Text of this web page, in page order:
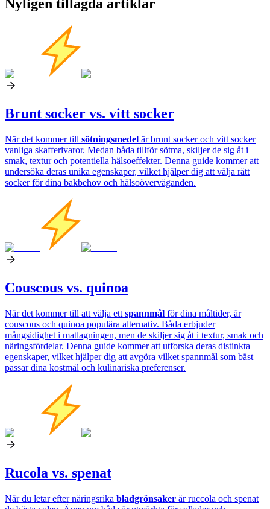
Nyligen tillagda artiklar
Brunt socker vs. vitt socker
När det kommer till sötningsmedel är brunt socker och vitt socker
vanliga skafferivaror. Medan båda tillför sötma, skiljer de sig åt i
smak, textur och potentiella hälsoeffekter. Denna guide kommer att
undersöka deras unika egenskaper, vilket hjälper dig att välja rätt
socker för dina bakbehov och hälsoöverväganden.
Couscous vs. quinoa
När det kommer till att välja ett spannmål för dina måltider, är
couscous och quinoa populära alternativ. Båda erbjuder
mångsidighet i matlagningen, men de skiljer sig åt i textur, smak och
näringsfördelar. Denna guide kommer att utforska deras distinkta
egenskaper, vilket hjälper dig att avgöra vilket spannmål som bäst
passar dina kostmål och kulinariska preferenser.
Rucola vs. spenat
När du letar efter näringsrika bladgrönsaker är ruccola och spenat